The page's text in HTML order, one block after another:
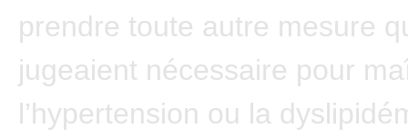
prendre toute autre mesure
jugeaient nécessaire pour
l’hypertension ou la